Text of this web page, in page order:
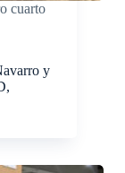
cuarto
y